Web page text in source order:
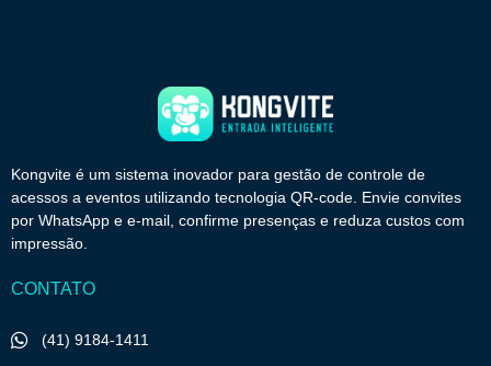
Kongvite é um sistema inovador para gestão de controle de
acessos a eventos utilizando tecnologia QR-code. Envie convites
por WhatsApp e e-mail, confirme presenças e reduza custos com
impressão.
CONTATO
(41) 9184-1411